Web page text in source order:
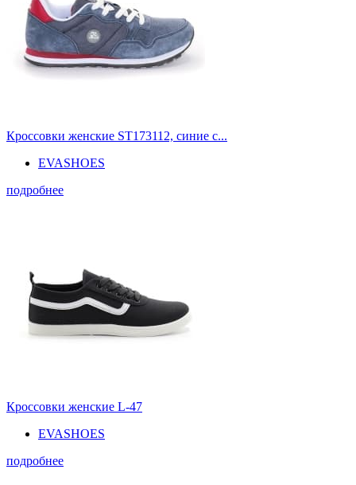
Кроссовки женские ST173112, синие с...
EVASHOES
подробнее
Кроссовки женские L-47
EVASHOES
подробнее